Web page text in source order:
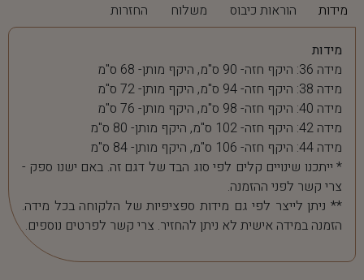
מידות הוראות כיבוס משלוח החזרות
מידות
מידה 36: היקף חזה- 90 ס"מ, היקף מותן- 68 ס"מ
מידה 38: היקף חזה- 94 ס"מ, היקף מותן- 72 ס"מ
מידה 40: היקף חזה- 98 ס"מ, היקף מותן- 76 ס"מ
מידה 42: היקף חזה- 102 ס"מ, היקף מותן- 80 ס"מ
מידה 44: היקף חזה- 106 ס"מ, היקף מותן- 84 ס"מ
* ייתכנו שינויים קלים לפי סוג הבד של דגם זה. באם ישנו ספק -
צרי קשר לפני ההזמנה.
** ניתן לייצר לפי גם מידות ספציפיות של הלקוחה בכל מידה.
הזמנה במידה אישית לא ניתן להחזיר. צרי קשר לפרטים נוספים.